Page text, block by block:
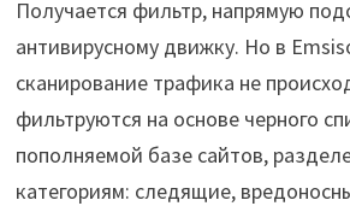
Получается фильтр, напрямую
антивирусному движку. Но в
сканирование трафика не
фильтруются на основе черного
пополняемой базе сайтов,
категориям: следящие,